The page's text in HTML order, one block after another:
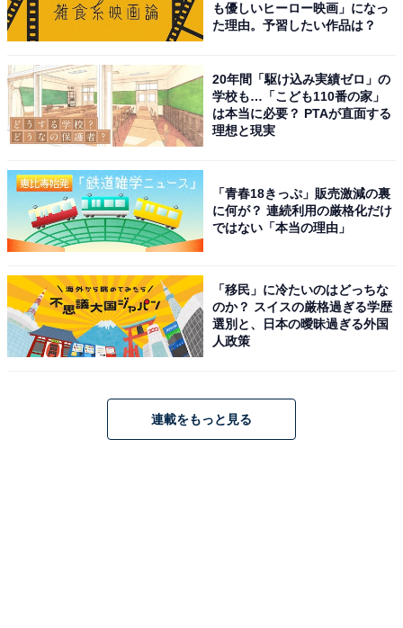
も優しいヒーロー映画」になっ
た理由。予習したい作品は？
20年間「駆け込み実績ゼロ」の
学校も…「こども110番の家」
は本当に必要？ PTAが直面する
理想と現実
「青春18きっぷ」販売激減の裏
に何が？ 連続利用の厳格化だけ
ではない「本当の理由」
「移民」に冷たいのはどっちな
のか？ スイスの厳格過ぎる学歴
選別と、日本の曖昧過ぎる外国
人政策
連載をもっと見る